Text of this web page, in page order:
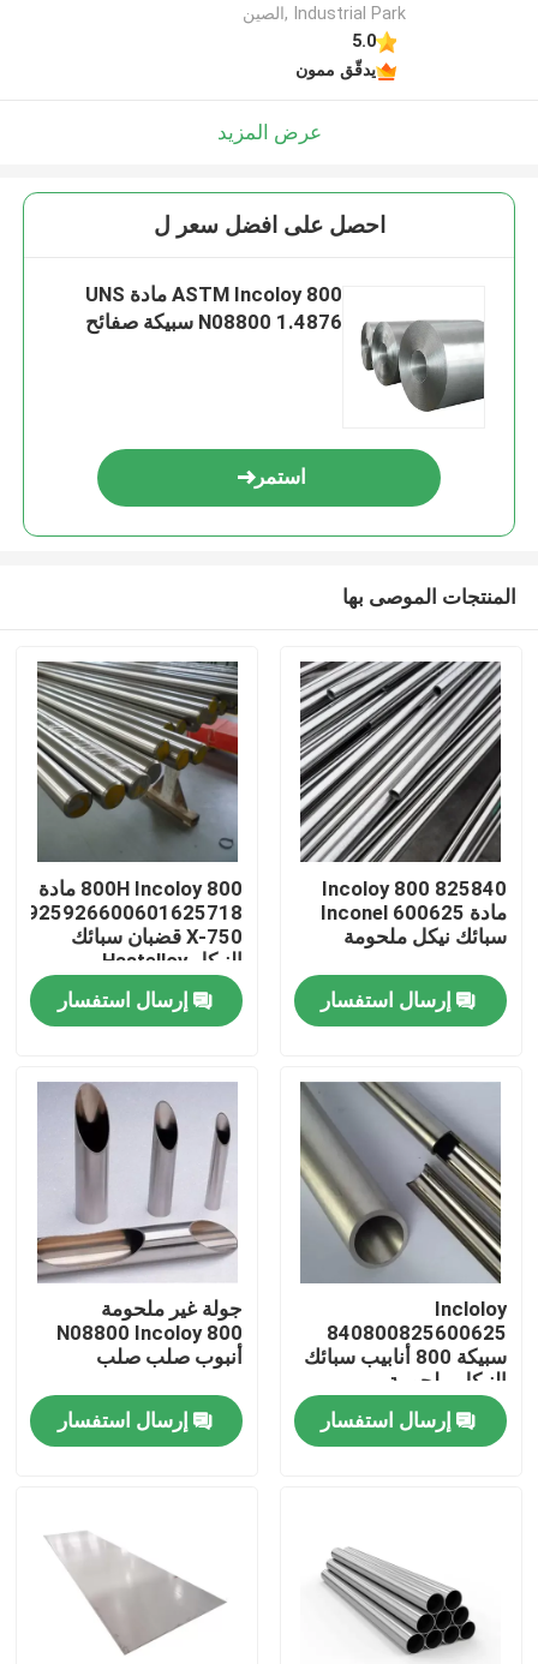
معلومات عنا
جولة في المعمل
مراقبة الجودة
اتصل بنا
مادة Inconel 600
مادة Inconel 718
Industrial Park ,الصين
5.0
يدقّق ممون
عرض المزيد
احصل على افضل سعر ل
ASTM Incoloy 800 مادة UNS
N08800 1.4876 سبيكة صفائح
استمر
المنتجات الموصى بها
825840 Incoloy 800
مادة Inconel 600625
سبائك نيكل ملحومة
إرسال استفسار
800H Incoloy 800 مادة
X-750 قضبان سبائك
النيكل Hastelloy
إرسال استفسار
Incloloy
840800825600625
سبيكة 800 أنابيب سبائك
النيكل ملحومة
إرسال استفسار
جولة غير ملحومة
N08800 Incoloy 800
أنبوب صلب صلب
إرسال استفسار